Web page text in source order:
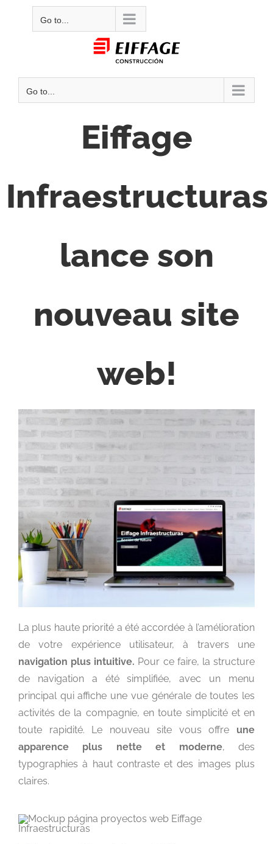
Go to...
Go to...
Eiffage
Infraestructuras
lance son
nouveau site
web!
La plus haute priorité a été accordée à l’amélioration
de votre expérience utilisateur, à travers une
navigation plus intuitive. Pour ce faire, la structure
de navigation a été simplifiée, avec un menu
principal qui affiche une vue générale de toutes les
activités de la compagnie, en toute simplicité et en
toute rapidité. Le nouveau site vous offre une
apparence plus nette et moderne, des
typographies à haut contraste et des images plus
claires.